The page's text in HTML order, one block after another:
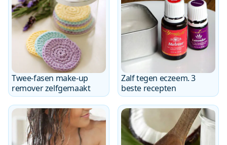
Twee-fasen make-up
remover zelfgemaakt
Zalf tegen eczeem. 3
beste recepten